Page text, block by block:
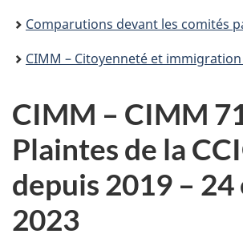
Comparutions devant les comités
CIMM – Citoyenneté et immigration
CIMM – CIMM
Plaintes de la
depuis 2019 –
2023